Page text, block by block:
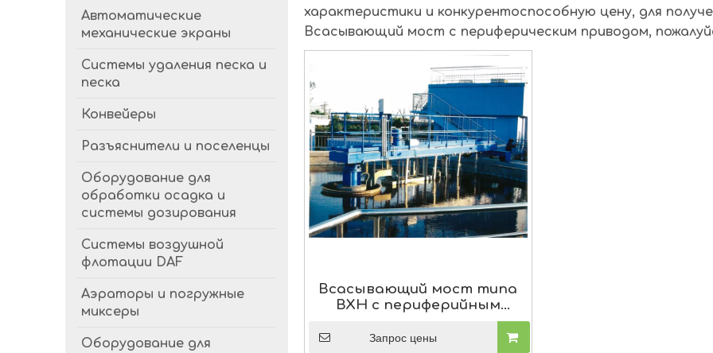
Автоматические
механические экраны
Системы удаления песка и
песка
Конвейеры
Разъяснители и поселенцы
Оборудование для
обработки осадка и
системы дозирования
Системы воздушной
флотации DAF
Аэраторы и погружные
миксеры
Оборудование для
характеристики и конкурентоспособную цену, для
Всасывающий мост с периферическим приводом,
Всасывающий мост типа
BXH с периферийным
Запрос цены